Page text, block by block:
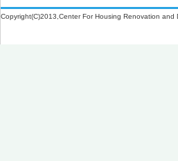
W-1-308 水切り板の取付け
W-2-302 排水配管を耐食性の良い配
管に取替え
下地)
1）
Copyright(C)2013,Center For Housing Renovation